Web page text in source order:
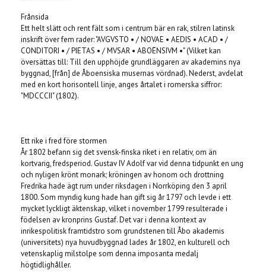
Frånsida
Ett helt slätt och rent fält som i centrum bär en rak, stilren latinsk
inskrift över fem rader: "AVGVSTO • / NOVAE • AEDIS • ACAD • /
CONDITORI • / PIETAS • / MVSAR • ABOËNSIVM •" (Vilket kan
översättas till: Till den upphöjde grundläggaren av akademins nya
byggnad, [från] de Åboensiska musernas vördnad). Nederst, avdelat
med en kort horisontell linje, anges årtalet i romerska siffror:
"MDCCCII" (1802).
Ett rike i fred före stormen
År 1802 befann sig det svensk-finska riket i en relativ, om än
kortvarig, fredsperiod. Gustav IV Adolf var vid denna tidpunkt en ung
och nyligen krönt monark; kröningen av honom och drottning
Fredrika hade ägt rum under riksdagen i Norrköping den 3 april
1800. Som myndig kung hade han gift sig år 1797 och levde i ett
mycket lyckligt äktenskap, vilket i november 1799 resulterade i
födelsen av kronprins Gustaf. Det var i denna kontext av
inrikespolitisk framtidstro som grundstenen till Åbo akademis
(universitets) nya huvudbyggnad lades år 1802, en kulturell och
vetenskaplig milstolpe som denna imposanta medalj
högtidlighåller.